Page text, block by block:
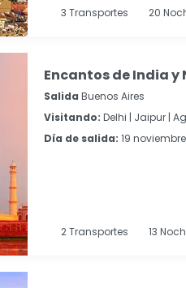
3 Transportes 20
Encantos de India y
Salida Buenos Aires
Visitando: Delhi | Jaipur |
Día de salida: 19
2Transportes 13